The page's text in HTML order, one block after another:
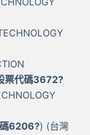
票代碼3672?
6206?) (台灣